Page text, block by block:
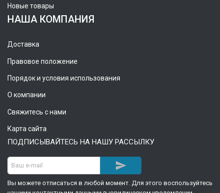
Новые товары
НАША КОМПАНИЯ
Доставка
Правовое положение
Порядок и условия использования
О компании
Свяжитесь с нами
Карта сайта
ПОДПИСЫВАЙТЕСЬ НА НАШУ РАССЫЛКУ

Вы можете отписаться в любой момент. Для этого воспользуйтесь